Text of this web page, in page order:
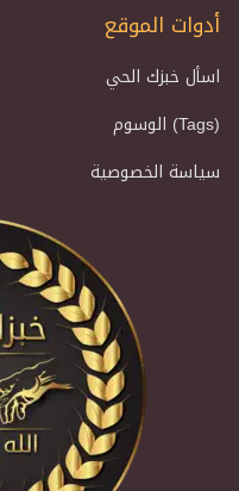
أدوات الموقع
اسأل خبزك الحي
الوسوم (Tags)
سياسة الخصوصية